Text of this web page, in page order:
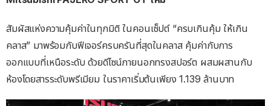
สัมผัสแห่งความคุ้มค่าในทุกมิติ ในคอนเซ็ปต์ “ครบเกินคุ้ม ให้เกิน
คลาส” มาพร้อมกับฟีเจอร์ครบครันที่สุดในคลาส คุ้มค่ากับการ
ออกแบบที่เหนือระดับ ด้วยดีไซน์ภายนอกทรงสปอร์ต ผสมผสานกับ
ห้องโดยสารระดับพรีเมียม ในราคาเริ่มต้นเพียง1.139 ล้านบาท